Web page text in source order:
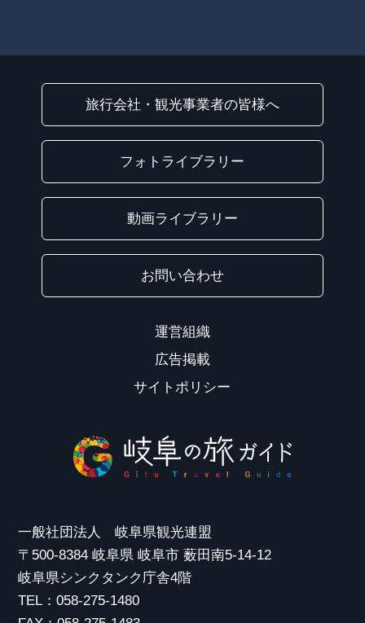
旅行会社・観光事業者の皆様へ
フォトライブラリー
動画ライブラリー
お問い合わせ
運営組織
広告掲載
サイトポリシー
一般社団法人 岐阜県観光連盟
〒500-8384 岐阜県 岐阜市 薮田南5-14-12
岐阜県シンクタンク庁舎4階
TEL：058-275-1480